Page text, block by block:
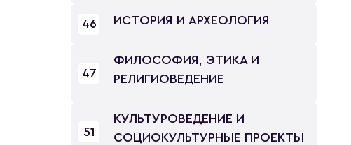
46 ИСТОРИЯ И АРХЕОЛОГИЯ
47
ФИЛОСОФИЯ, ЭТИКА И
РЕЛИГИОВЕДЕНИЕ
51
КУЛЬТУРОВЕДЕНИЕ И
СОЦИОКУЛЬТУРНЫЕ ПРОЕКТЫ